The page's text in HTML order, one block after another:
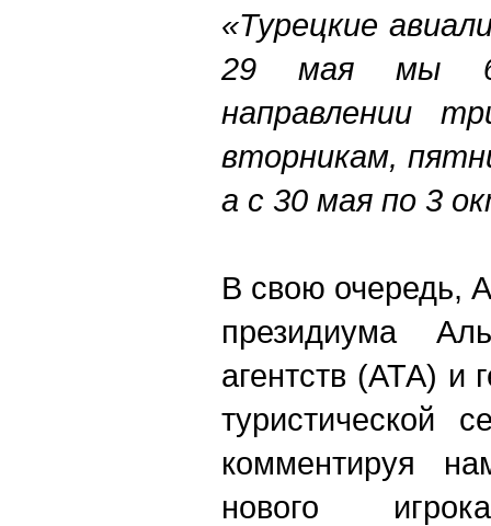
«Турецкие
29 мая мы
направлении
вторникам,
а с 30 мая по 3
В свою очередь,
президиума
агентств (АТА) и
туристической
комментируя
нового